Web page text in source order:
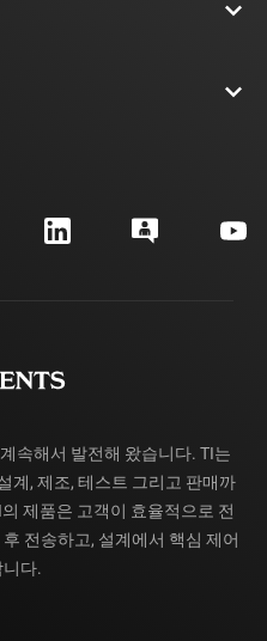
속해서 발전해 왔습니다. TI는
계, 제조, 테스트 그리고 판매까
제품은 고객이 효율적으로 전
전송하고, 설계에서 핵심 제어
다.